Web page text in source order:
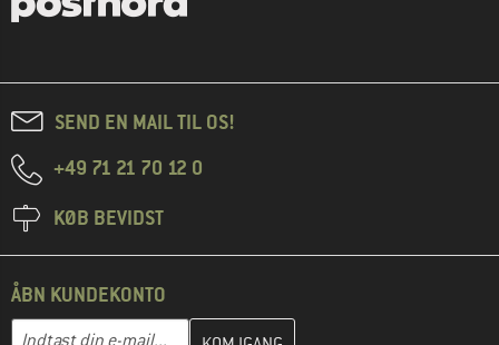
SEND EN MAIL TIL OS!
+49 71 21 70 12 0
KØB BEVIDST
ÅBN KUNDEKONTO
E-mail-adresse
Indtast din e-mailadresse her, og opret i næste trin din